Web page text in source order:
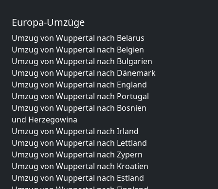
Europa-Umzüge
Umzug von Wuppertal nach Belarus
Umzug von Wuppertal nach Belgien
Umzug von Wuppertal nach Bulgarien
Umzug von Wuppertal nach Dänemark
Umzug von Wuppertal nach England
Umzug von Wuppertal nach Portugal
Umzug von Wuppertal nach Bosnien
und Herzegowina
Umzug von Wuppertal nach Irland
Umzug von Wuppertal nach Lettland
Umzug von Wuppertal nach Zypern
Umzug von Wuppertal nach Kroatien
Umzug von Wuppertal nach Estland